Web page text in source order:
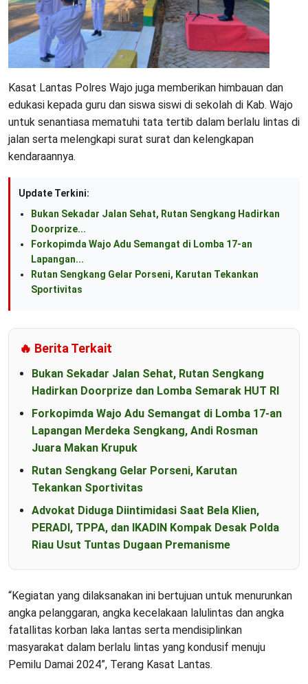
Kasat Lantas Polres Wajo juga memberikan himbauan dan
edukasi kepada guru dan siswa siswi di sekolah di Kab. Wajo
untuk senantiasa mematuhi tata tertib dalam berlalu lintas di
jalan serta melengkapi surat surat dan kelengkapan
kendaraannya.
Update Terkini:
Bukan Sekadar Jalan Sehat, Rutan Sengkang Hadirkan
Doorprize...
Forkopimda Wajo Adu Semangat di Lomba 17-an
Lapangan...
Rutan Sengkang Gelar Porseni, Karutan Tekankan
Sportivitas
🔥 Berita Terkait
Bukan Sekadar Jalan Sehat, Rutan Sengkang
Hadirkan Doorprize dan Lomba Semarak HUT RI
Forkopimda Wajo Adu Semangat di Lomba 17-an
Lapangan Merdeka Sengkang, Andi Rosman
Juara Makan Krupuk
Rutan Sengkang Gelar Porseni, Karutan
Tekankan Sportivitas
Advokat Diduga Diintimidasi Saat Bela Klien,
PERADI, TPPA, dan IKADIN Kompak Desak Polda
Riau Usut Tuntas Dugaan Premanisme
“Kegiatan yang dilaksanakan ini bertujuan untuk menurunkan
angka pelanggaran, angka kecelakaan lalulintas dan angka
fatallitas korban laka lantas serta mendisiplinkan
masyarakat dalam berlalu lintas yang kondusif menuju
Pemilu Damai 2024”, Terang Kasat Lantas.